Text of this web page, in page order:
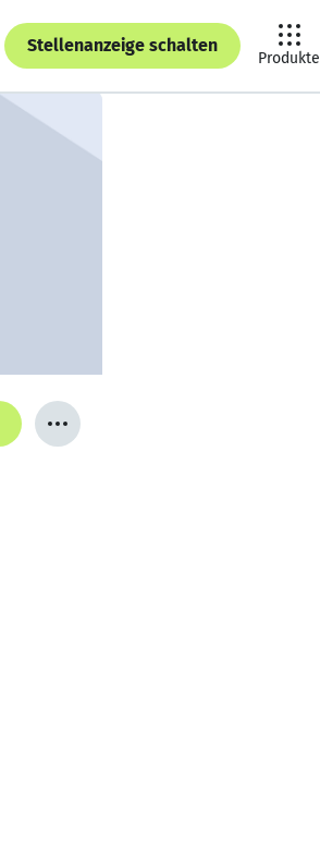
Stellenanzeige schalten
Produkte